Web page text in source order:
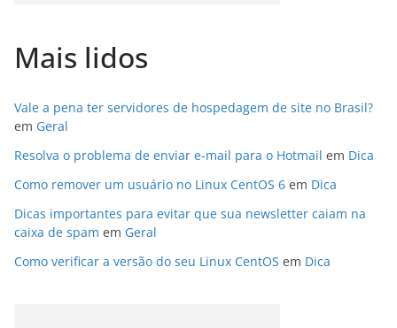
Mais lidos
Vale a pena ter servidores de hospedagem de site no Brasil?
em Geral
Resolva o problema de enviar e-mail para o Hotmail em Dica
Como remover um usuário no Linux CentOS 6 em Dica
Dicas importantes para evitar que sua newsletter caiam na
caixa de spam em Geral
Como verificar a versão do seu Linux CentOS em Dica